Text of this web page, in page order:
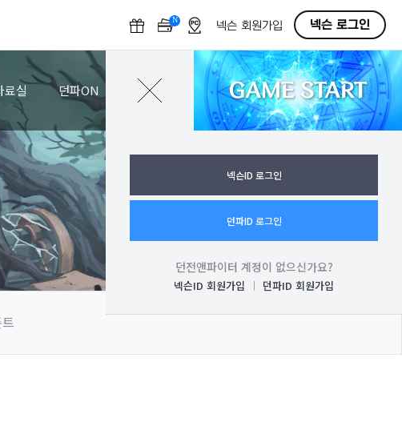
N
F
넥슨 회원가입 넥슨 로그인
료실 던파ON GAME START
로그인
넥슨ID 로그인
던파ID 로그인
던전앤파이터 계정이 없으신가요?
넥슨ID 회원가입 던파ID 회원가입